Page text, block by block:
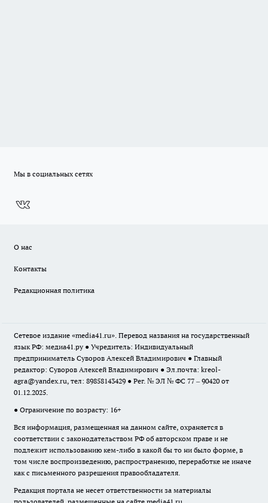
Мы в социальных сетях
О нас
Контакты
Редакционная политика
Сетевое издание «media41.ru». Перевод названия на государственный
язык РФ: медиа41.ру ● Учредитель: Индивидуальный
предприниматель Суворов Алексей Владимирович ● Главный
редактор: Суворов Алексей Владимирович ● Эл.почта: kreol-
agra@yandex.ru, тел: 89858143429 ● Рег. № ЭЛ № ФС 77 – 90420 от
01.12.2025.
● Ограничение по возрасту: 16+
Вся информация, размещенная на данном сайте, охраняется в
соответствии с законодательством РФ об авторском праве и не
подлежит использованию кем-либо в какой бы то ни было форме, в
том числе воспроизведению, распространению, переработке не иначе
как с письменного разрешения правообладателя.
Редакция портала не несет ответственности за материалы